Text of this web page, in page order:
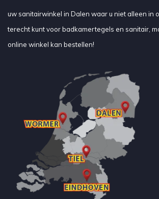
uw sanitairwinkel in Dalen waar u niet alleen in
terecht kunt voor badkamertegels en sanitair,
online winkel kan bestellen!